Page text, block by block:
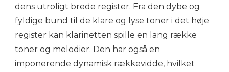
dens utroligt brede register. Fra den dybe og
fyldige bund til de klare og lyse toner i det høje
register kan klarinetten spille en lang række
toner og melodier. Den har også en
imponerende dynamisk rækkevidde, hvilket